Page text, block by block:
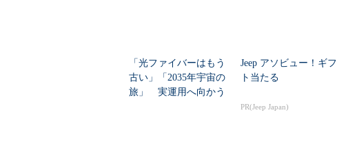
「光ファイバーはもう
古い」「2035年宇宙の
旅」 実運用へ向かう
Jeep アソビュー！ギフ
ト当たる
PR(Jeep Japan)